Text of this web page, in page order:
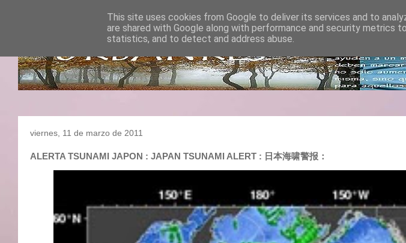
viernes, 11 de marzo de 2011
ALERTA TSUNAMI JAPON : JAPAN TSUNAMI ALERT : 日本海啸警报：
This site uses cookies from Google to deliver its services and to
are shared with Google along with performance and security metrics
statistics, and to detect and address abuse.